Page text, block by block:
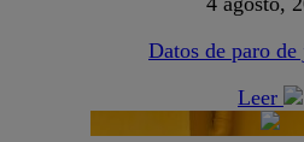
Datos de paro
Leer